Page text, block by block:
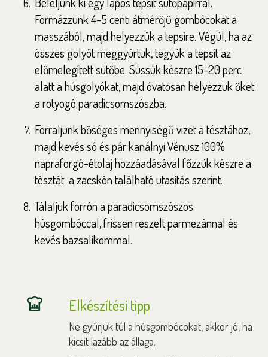
Formázzunk 4-5 centi átmérőjű gombócokat a
masszából, majd helyezzük a tepsire. Végül, ha az
összes golyót meggyúrtuk, tegyük a tepsit az
előmelegített sütőbe. Süssük készre 15-20 perc
alatt a húsgolyókat, majd óvatosan helyezzük őket
a rotyogó paradicsomszószba.
Forraljunk bőséges mennyiségű vizet a tésztához,
majd kevés só és pár kanálnyi Vénusz 100%
napraforgó-étolaj hozzáadásával főzzük készre a
tésztát a zacskón található utasítás szerint.
Tálaljuk forrón a paradicsomszószos
húsgombóccal, frissen reszelt parmezánnal és
kevés bazsalikommal.
Elkészítési tipp
Ne gyúrjuk túl a húsgombócokat, akkor jó, ha
kicsit lazább az állaga.